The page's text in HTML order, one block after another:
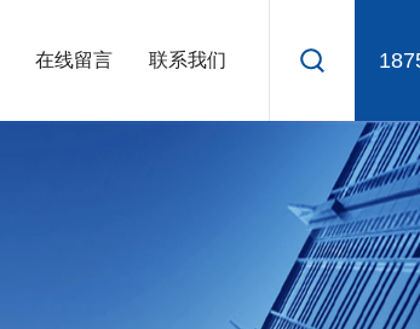
在线留言 联系我们